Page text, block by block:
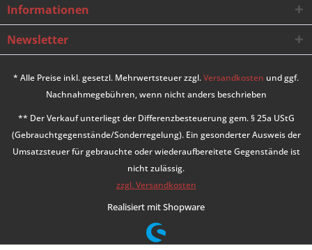
Informationen
Newsletter
* Alle Preise inkl. gesetzl. Mehrwertsteuer zzgl.Versandkosten und ggf.
Nachnahmegebühren, wenn nicht anders beschrieben
** Der Verkauf unterliegt der Differenzbesteuerung gem. § 25a UStG
(Gebrauchtgegenstände/Sonderregelung). Ein gesonderter Ausweis der
Umsatzsteuer für gebrauchte oder wiederaufbereitete Gegenstände ist
nicht zulässig.
zzgl. Versandkosten
Realisiert mit Shopware